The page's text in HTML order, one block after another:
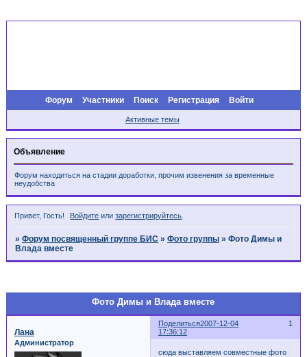
Форум Участники Поиск Регистрация Войти
Активные темы
Объявление
Форум находиться на стадии доработки, прочим извенения за временные
неудобства
Привет, Гость! Войдите илизарегистрируйтесь
»Форум посвященный группе БИС »Фото группы »Фото Димы и
Влада вместе
Фото Димы и Влада вместе
Поделиться 1
2007-12-04
17:36:12
Лана
Администратор
сюда выставляем совместные фото